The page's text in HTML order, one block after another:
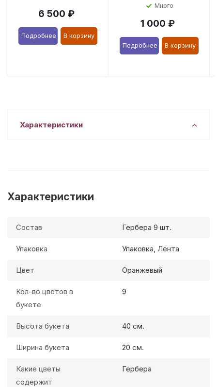
6 500 ₽
Подробнее В корзину
Много
1 000 ₽
Подробнее В корзину
Характеристики
Характеристики
Состав Гербера 9 шт.
Упаковка Упаковка, Лента
Цвет Оранжевый
Кол-во цветов в
букете
9
Высота букета 40 см.
Ширина букета 20 см.
Какие цветы
содержит
Гербера